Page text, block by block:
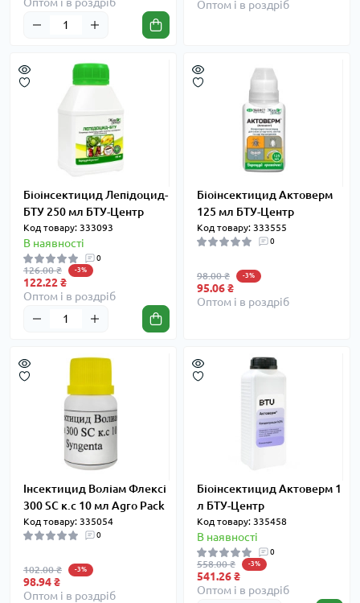
Оптом і в роздріб Оптом і в роздріб
Біоінсектицид Лепідоцид-
БТУ 250 мл БТУ-Центр
Код товару: 333093
В наявності
0
126.00 ₴ -3%
122.22 ₴
Оптом і в роздріб
Біоінсектицид Актоверм
125 мл БТУ-Центр
Код товару: 333555
0
98.00 ₴ -3%
95.06 ₴
Оптом і в роздріб
Інсектицид Воліам Флексі
300 SC к.с 10 мл Agro Pack
Код товару: 335054
0
102.00 ₴ -3%
98.94 ₴
Оптом і в роздріб
Біоінсектицид Актоверм 1
л БТУ-Центр
Код товару: 335458
В наявності
0
558.00 ₴ -3%
541.26 ₴
Оптом і в роздріб